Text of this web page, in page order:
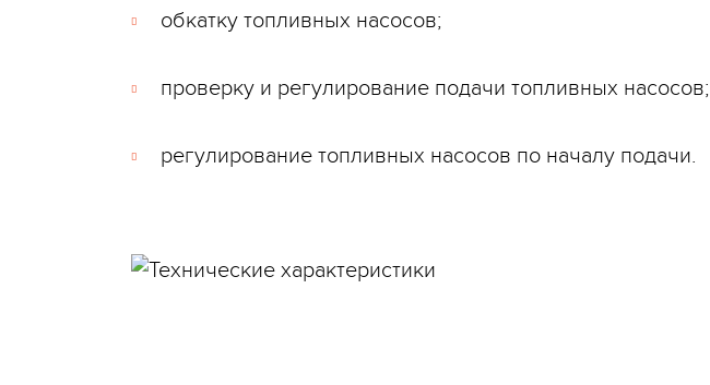
обкатку топливных насосов;
проверку и регулирование подачи топливных насосов;
регулирование топливных насосов по началу подачи.